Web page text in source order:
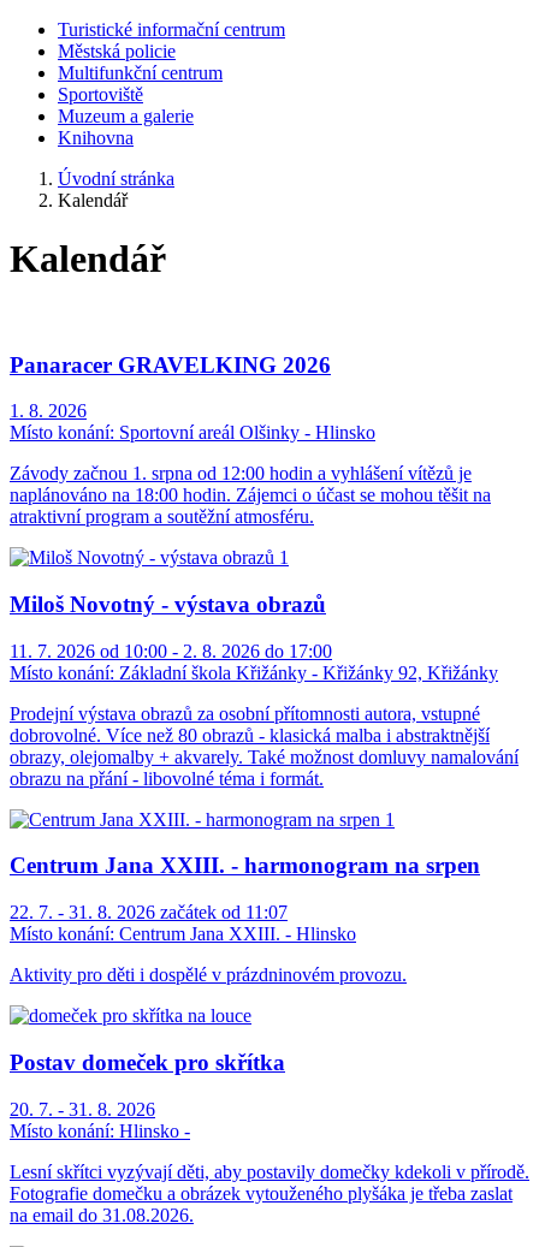
Turistické informační centrum
Městská policie
Multifunkční centrum
Sportoviště
Muzeum a galerie
Knihovna
Úvodní stránka
Kalendář
Kalendář
Panaracer GRAVELKING 2026
1. 8. 2026
Místo konání: Sportovní areál Olšinky - Hlinsko
Závody začnou 1. srpna od 12:00 hodin a vyhlášení vítězů je
naplánováno na 18:00 hodin. Zájemci o účast se mohou těšit na
atraktivní program a soutěžní atmosféru.
Miloš Novotný - výstava obrazů
11. 7. 2026 od 10:00 - 2. 8. 2026 do 17:00
Místo konání: Základní škola Křižánky - Křižánky 92, Křižánky
Prodejní výstava obrazů za osobní přítomnosti autora, vstupné
dobrovolné. Více než 80 obrazů - klasická malba i abstraktnější
obrazy, olejomalby + akvarely. Také možnost domluvy namalování
obrazu na přání - libovolné téma i formát.
Centrum Jana XXIII. - harmonogram na srpen
22. 7. - 31. 8. 2026 začátek od 11:07
Místo konání: Centrum Jana XXIII. - Hlinsko
Aktivity pro děti i dospělé v prázdninovém provozu.
Postav domeček pro skřítka
20. 7. - 31. 8. 2026
Místo konání: Hlinsko -
Lesní skřítci vyzývají děti, aby postavily domečky kdekoli v přírodě.
Fotografie domečku a obrázek vytouženého plyšáka je třeba zaslat
na email do 31.08.2026.